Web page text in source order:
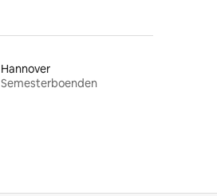
Hannover
Semesterboenden